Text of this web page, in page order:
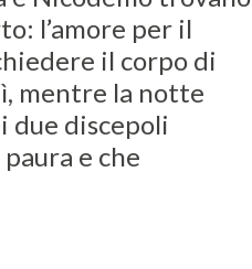
l’amore per il
il corpo di
mentre la notte
due discepoli
e che